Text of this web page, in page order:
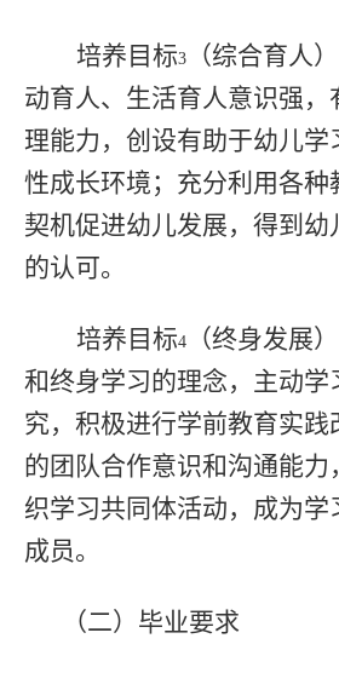
培养目标3 （综合育人）
动育人、生活育人意识强，
理能力，创设有助于幼儿学
性成长环境；充分利用各种
契机促进幼儿发展，得到幼
的认可。
培养目标4 （终身发展）
和终身学习的理念，主动学
究，积极进行学前教育实践
的团队合作意识和沟通能力
织学习共同体活动，成为学
成员。
（二）毕业要求